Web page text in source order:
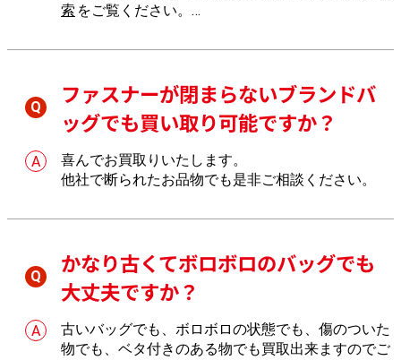
索 をご覧ください。
いただけます。
ファスナーが閉まらないブランドバ
ッグでも買い取り可能ですか？
喜んでお買取りいたします。
他社で断られたお品物でも是非ご相談ください。
かなり古くてボロボロのバッグでも
大丈夫ですか？
古いバッグでも、ボロボロの状態でも、傷のついた
物でも、ベタ付きのある物でも買取出来ますのでご